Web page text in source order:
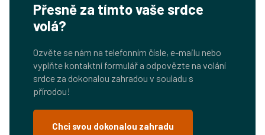
Přesně za tímto vaše srdce
volá?
Ozvěte se nám na telefonním čísle, e-mailu nebo
vyplňte kontaktní formulář a odpovězte na volání
srdce za dokonalou zahradou v souladu s
přírodou!
Chci svou dokonalou zahradu